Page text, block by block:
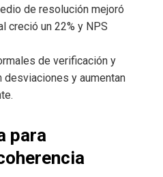
de resolución mejoró
creció un 22% y NPS
de verificación y
desviaciones y aumentan
para